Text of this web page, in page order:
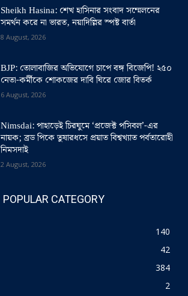
Sheikh Hasina: শেখ হাসিনার সংবাদ সম্মেলনের
সমর্থন করে না ভারত, নয়াদিল্লির স্পষ্ট বার্তা
8 August, 2026
BJP: তোলাবাজির অভিযোগে চাপে বঙ্গ বিজেপি! ২৫০
নেতা-কর্মীকে শোকজের দাবি ঘিরে জোর বিতর্ক
6 August, 2026
Nimsdai: পাহাড়েই চিরঘুমে ‘প্রজেক্ট পসিবল’-এর
নায়ক; ব্রড পিকে তুষারধসে প্রয়াত বিশ্বখ্যাত পর্বতারোহী
নিমসদাই
2 August, 2026
POPULAR CATEGORY
140
42
384
2